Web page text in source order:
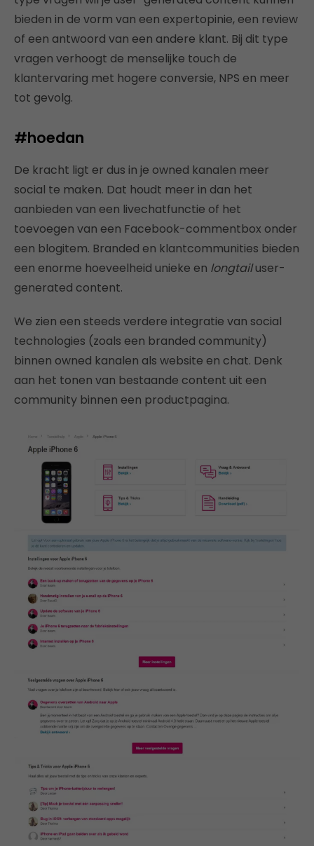
bieden in de vorm van een expertopinie, een review
of een antwoord van een andere klant. Bij dit type
vragen verhoogt de menselijke touch de
klantervaring met hogere conversie, NPS en meer
tot gevolg.
#hoedan
De kracht ligt er dus in je owned kanalen meer
social te maken. Dat houdt meer in dan het
aanbieden van een livechatfunctie of het
toevoegen van een Facebook-commentbox onder
een blogitem. Branded en klantcommunities bieden
een enorme hoeveelheid unieke en longtailuser-
generated content.
We zien een steeds verdere integratie van social
technologies (zoals een branded community)
binnen owned kanalen als website en chat. Denk
aan het tonen van bestaande content uit een
community binnen een productpagina.